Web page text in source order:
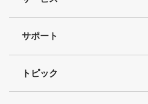
サポート
トピック